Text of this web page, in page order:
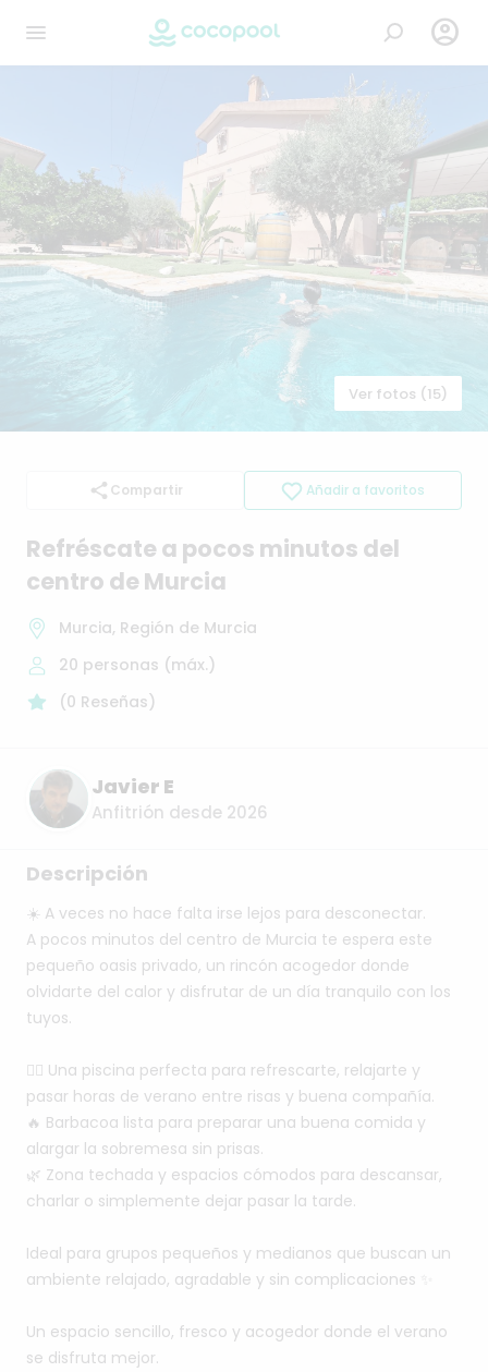

Ver fotos (15)
Compartir Añadir a favoritos
Refréscate a pocos minutos del
centro de Murcia
Murcia, Región de Murcia
20 personas (máx.)
(0 Reseñas)
Javier E
Anfitrión desde 2026
Descripción
☀️ A veces no hace falta irse lejos para desconectar.
A pocos minutos del centro de Murcia te espera este
pequeño oasis privado, un rincón acogedor donde
olvidarte del calor y disfrutar de un día tranquilo con los
tuyos.
🏊‍♂️ Una piscina perfecta para refrescarte, relajarte y
pasar horas de verano entre risas y buena compañía.
🔥 Barbacoa lista para preparar una buena comida y
alargar la sobremesa sin prisas.
🌿 Zona techada y espacios cómodos para descansar,
charlar o simplemente dejar pasar la tarde.
Ideal para grupos pequeños y medianos que buscan un
ambiente relajado, agradable y sin complicaciones
Un espacio sencillo, fresco y acogedor donde el verano
se disfruta mejor.